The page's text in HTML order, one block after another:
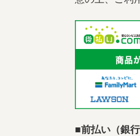
■前払い（銀